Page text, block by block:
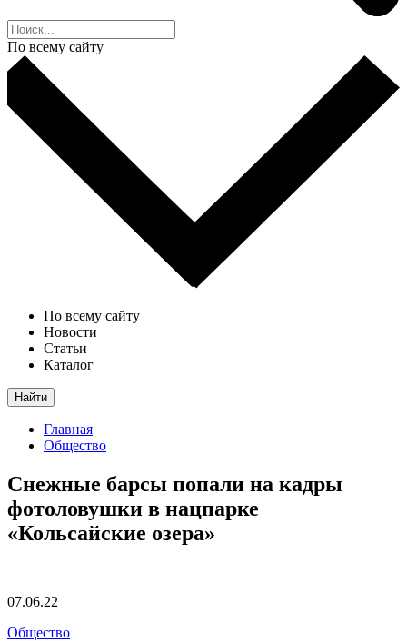
По всему сайту
По всему сайту
Новости
Статьи
Каталог
Найти
Главная
Общество
Снежные барсы попали на кадры
фотоловушки в нацпарке
«Кольсайские озера»
07.06.22
Общество